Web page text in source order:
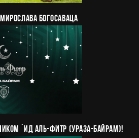
Богосаваца
`Ид аль-Фитр (Ураза-Байрам)!